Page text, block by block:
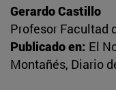
Gerardo Castillo
Profesor Facultad
Publicado en: El
Montañés, Diario